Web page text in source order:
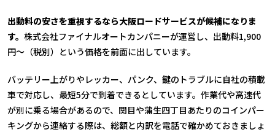
出動料の安さを重視するなら大阪ロードサービスが候補になりま
す。 株式会社ファイナルオートカンパニーが運営し、出動料1,900
円〜（税別）という価格を前面に出しています。
バッテリー上がりやレッカー、パンク、鍵のトラブルに自社の積載
車で対応し、最短5分で到着できるとしています。作業代や高速代
が別に乗る場合があるので、関目や蒲生四丁目あたりのコインパー
キングから連絡する際は、総額と内訳を電話で確かめておきましょ